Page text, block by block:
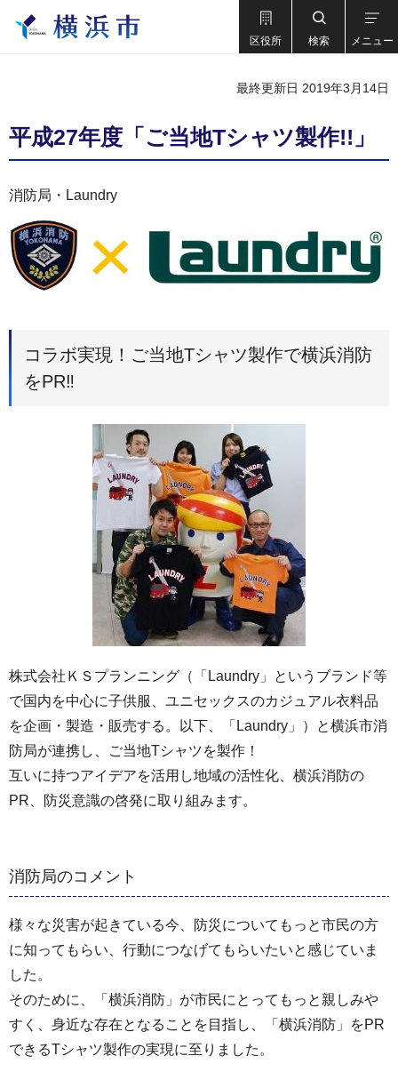
区役所 検索 メニュー
最終更新日 2019年3月14日
平成27年度「ご当地Tシャツ製作!!」
消防局・Laundry
コラボ実現！ご当地Tシャツ製作で横浜消防
をPR‼
株式会社ＫＳプランニング（「Laundry」というブランド等
で国内を中心に子供服、ユニセックスのカジュアル衣料品
を企画・製造・販売する。以下、「Laundry」）と横浜市消
防局が連携し、ご当地Tシャツを製作！
互いに持つアイデアを活用し地域の活性化、横浜消防の
PR、防災意識の啓発に取り組みます。
消防局のコメント
様々な災害が起きている今、防災についてもっと市民の方
に知ってもらい、行動につなげてもらいたいと感じていま
した。
そのために、「横浜消防」が市民にとってもっと親しみや
すく、身近な存在となることを目指し、「横浜消防」をPR
できるTシャツ製作の実現に至りました。